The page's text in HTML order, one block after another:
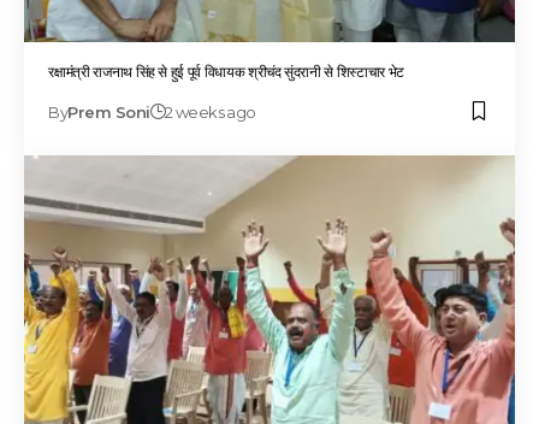
रक्षामंत्री राजनाथ सिंह से हुई पूर्व विधायक श्रीचंद सुंदरानी से शिस्टाचार भेट
ByPrem Soni 2 weeks ago